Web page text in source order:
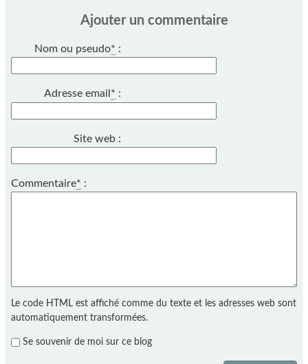
Ajouter un commentaire
Nom ou pseudo* :
Adresse email * :
Site web :
Commentaire* :
Le code HTML est affiché comme du texte et les adresses web sont
automatiquement transformées.
Se souvenir de moi sur ce blog